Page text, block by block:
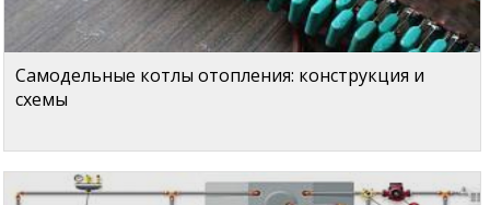
Самодельные котлы отопления: конструкция и
схемы